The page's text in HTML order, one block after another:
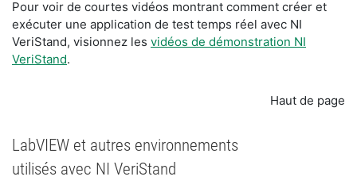
Pour voir de courtes vidéos montrant comment créer et
exécuter une application de test temps réel avec NI
VeriStand, visionnez les vidéos de démonstration NI
VeriStand.
Haut de page
LabVIEW et autres environnements
utilisés avec NI VeriStand